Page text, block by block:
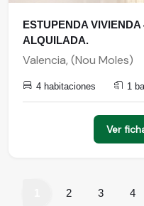
ESTUPENDA
ALQUILADA.
Valencia, (Nou Moles)
4 habitaciones 1
Ver
2 3 4